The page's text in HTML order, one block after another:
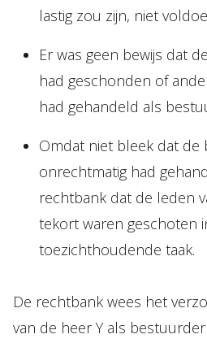
lastig zou zijn, niet
Er was geen bewijs dat
had geschonden of
had gehandeld als
Omdat niet bleek dat de
onrechtmatig had
rechtbank dat de leden
tekort waren geschoten
toezichthoudende taak.
De rechtbank wees het
van de heer Y als